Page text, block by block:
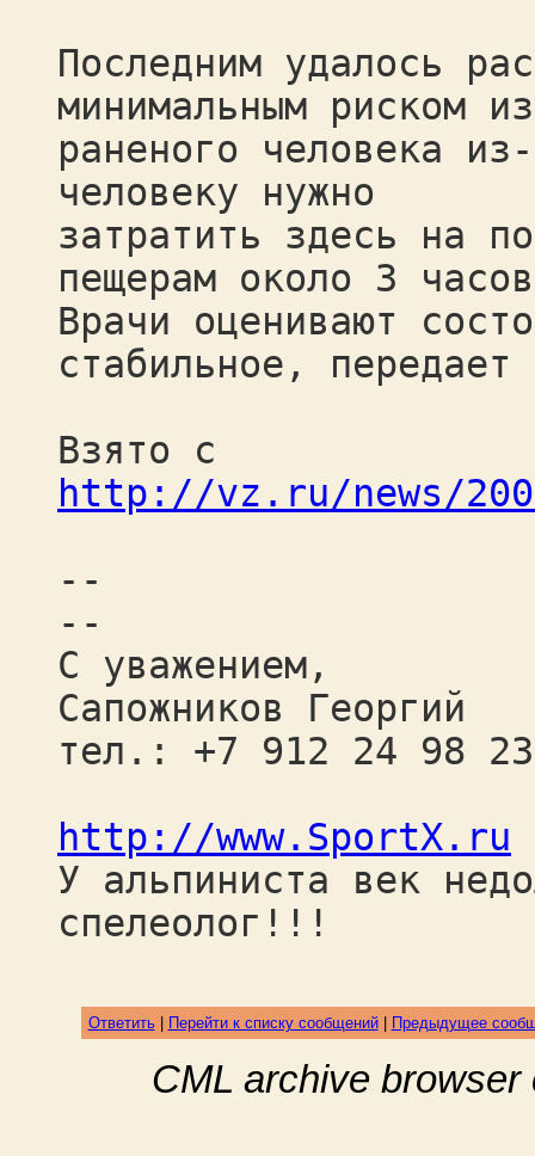
Последним удалось
минимальным риском
раненого человека
человеку нужно
затратить здесь на
пещерам около 3
Врачи оценивают
стабильное,
Взято с
http://vz.ru/news/
--
--
С уважением,
Сапожников Георгий
тел.: +7 912 24 98
http://www.SportX.ru
У альпиниста век
спелеолог!!!
Ответить| Перейти к списку сообщений| Предыдущее
CML archive